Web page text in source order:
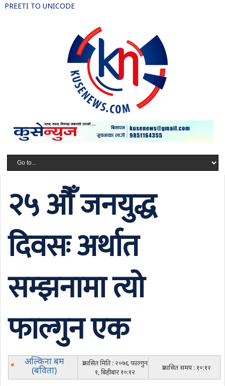
PREETI TO UNICODE
२५ औँ जनयुद्ध
दिवसः अर्थात
सम्झनामा त्यो
फाल्गुन एक
अल्किना बम
(बविता)
प्रकासित मिति : २०७६ फाल्गुन
१, बिहीबार १०:१२
प्रकासित समय : १०:१२